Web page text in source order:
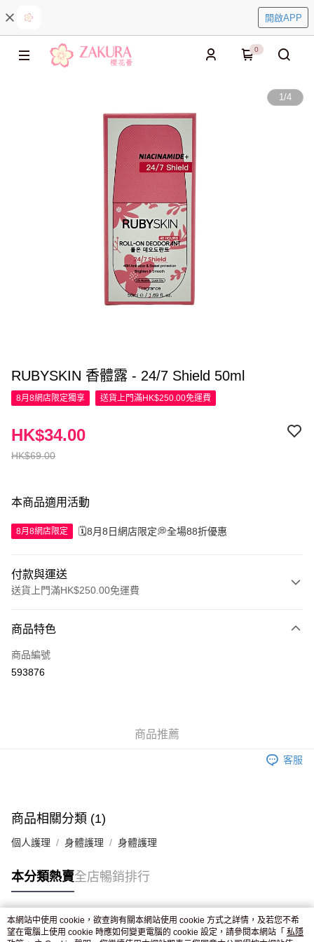
開啟APP
0
1/4
RUBYSKIN 香體露 - 24/7 Shield 50ml
8月8網店限定獨享 送貨上門滿HK$250.00免運費
HK$69.00
HK$34.00
本商品適用活動
8月8網店限定 🗓️8月8日網店限定💭全場88折優惠
付款與運送
送貨上門滿HK$250.00免運費
信用卡
Apple Pay
付款後門市自取，訂單確認後2-4個工作天到店，7天內取。逾期後
商品特色
商品編號
593876
商品推薦
客服
商品相關分類 (1)
個人護理 身體護理 身體護理
本分類熱賣全店暢銷排行
熱門標籤
本網站中使用 cookie，欲查詢有關本網站使用 cookie 方式之詳情，及若您不希
望在電腦上使用 cookie 時應如何變更電腦的 cookie 設定，請參閱本網站「 私隱